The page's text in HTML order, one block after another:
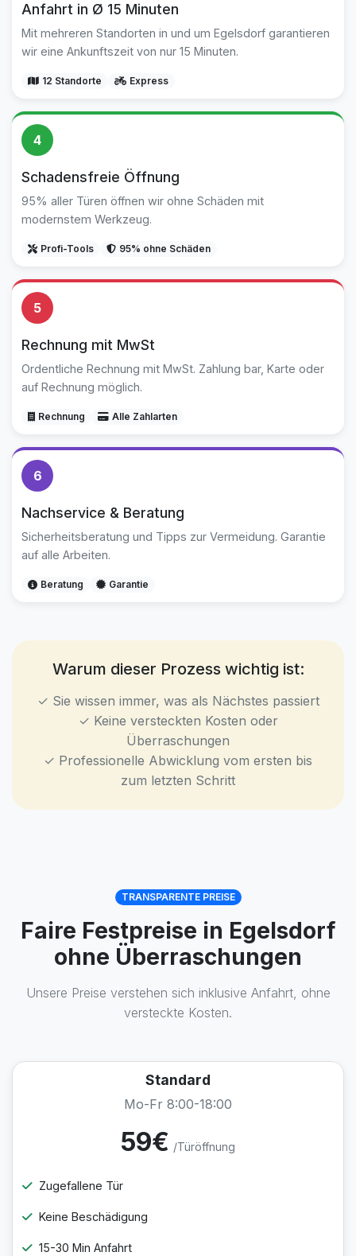
Anfahrt in Ø 15 Minuten
Mit mehreren Standorten in und um Egelsdorf garantieren
wir eine Ankunftszeit von nur 15 Minuten.
12 Standorte Express
4
Schadensfreie Öffnung
95% aller Türen öffnen wir ohne Schäden mit
modernstem Werkzeug.
Profi-Tools 95% ohne Schäden
5
Rechnung mit MwSt
Ordentliche Rechnung mit MwSt. Zahlung bar, Karte oder
auf Rechnung möglich.
Rechnung Alle Zahlarten
6
Nachservice & Beratung
Sicherheitsberatung und Tipps zur Vermeidung. Garantie
auf alle Arbeiten.
Beratung Garantie
Warum dieser Prozess wichtig ist:
✓ Sie wissen immer, was als Nächstes passiert
✓ Keine versteckten Kosten oder
Überraschungen
✓ Professionelle Abwicklung vom ersten bis
zum letzten Schritt
TRANSPARENTE PREISE
Faire Festpreise in Egelsdorf
ohne Überraschungen
Unsere Preise verstehen sich inklusive Anfahrt, ohne
versteckte Kosten.
Standard
Mo-Fr 8:00-18:00
59€ /Türöffnung
Zugefallene Tür
Keine Beschädigung
15-30 Min Anfahrt